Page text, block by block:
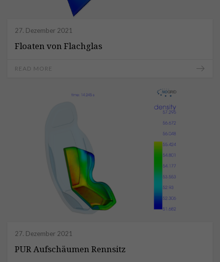
27. Dezember 2021
Floaten von Flachglas
READ MORE
27. Dezember 2021
PUR Aufschäumen Rennsitz